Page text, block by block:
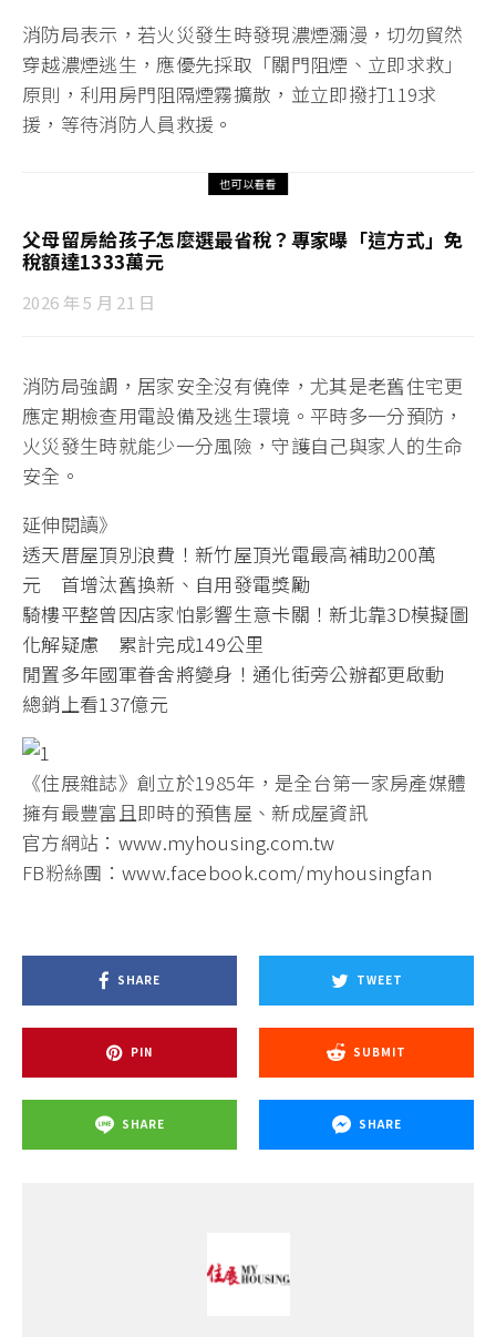
消防局表示，若火災發生時發現濃煙瀰漫，切勿貿然
穿越濃煙逃生，應優先採取「關門阻煙、立即求救」
原則，利用房門阻隔煙霧擴散，並立即撥打119求
援，等待消防人員救援。
也可以看看
父母留房給孩子怎麼選最省稅？專家曝「這方式」免
稅額達1333萬元
2026 年 5 月 21 日
消防局強調，居家安全沒有僥倖，尤其是老舊住宅更
應定期檢查用電設備及逃生環境。平時多一分預防，
火災發生時就能少一分風險，守護自己與家人的生命
安全。
延伸閱讀》
透天厝屋頂別浪費！新竹屋頂光電最高補助200萬
元 首增汰舊換新、自用發電獎勵
騎樓平整曾因店家怕影響生意卡關！新北靠3D模擬圖
化解疑慮 累計完成149公里
閒置多年國軍眷舍將變身！通化街旁公辦都更啟動
總銷上看137億元
《住展雜誌》創立於1985年，是全台第一家房產媒體
擁有最豐富且即時的預售屋、新成屋資訊
官方網站： www.myhousing.com.tw
FB粉絲團：www.facebook.com/myhousingfan
SHARE TWEET
PIN SUBMIT
SHARE SHARE